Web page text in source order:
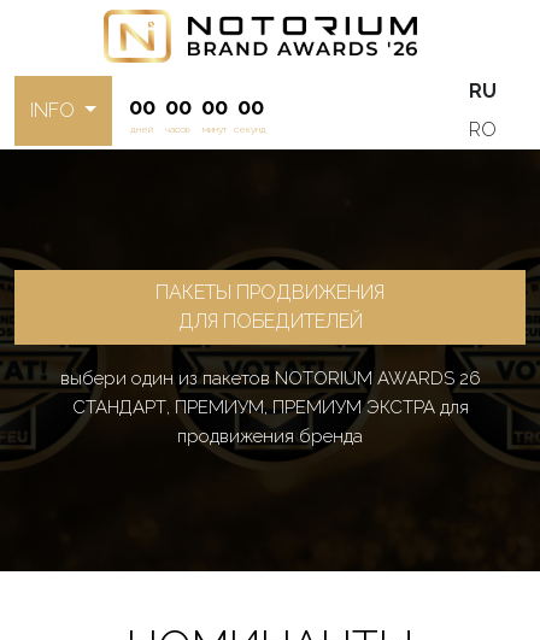
INFO 00
дней
00
часов
00
минут
00
секунд
RU
RO
ПАКЕТЫ ПРОДВИЖЕНИЯ
ДЛЯ ПОБЕДИТЕЛЕЙ
выбери один из пакетов NOTORIUM AWARDS 26
СТАНДАРТ, ПРЕМИУМ, ПРЕМИУМ ЭКСТРА для
продвижения бренда